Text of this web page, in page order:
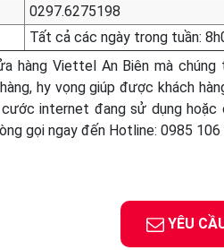
0297.6275198
Tất cả các ngày trong tuần:
hàng Viettel An Biên mà
hy vọng giúp được khách
internet đang sử dụng
gọi ngay đến Hotline: 0985
YÊU